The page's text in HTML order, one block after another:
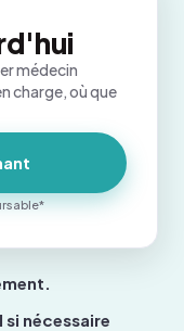
nécessaire
médecin
charge, où que